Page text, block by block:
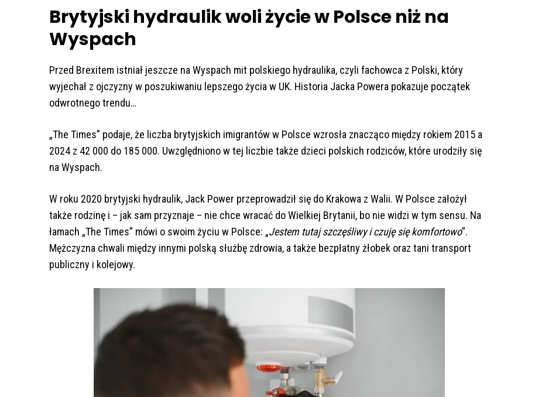
Brytyjski hydraulik woli życie w Polsce niż na
Wyspach
Przed Brexitem istniał jeszcze na Wyspach mit polskiego hydraulika, czyli fachowca z Polski, który
wyjechał z ojczyzny w poszukiwaniu lepszego życia w UK. Historia Jacka Powera pokazuje początek
odwrotnego trendu…
„The Times” podaje, że liczba brytyjskich imigrantów w Polsce wzrosła znacząco między rokiem 2015 a
2024 z 42 000 do 185 000. Uwzględniono w tej liczbie także dzieci polskich rodziców, które urodziły się
na Wyspach.
W roku 2020 brytyjski hydraulik, Jack Power przeprowadził się do Krakowa z Walii. W Polsce założył
także rodzinę i – jak sam przyznaje – nie chce wracać do Wielkiej Brytanii, bo nie widzi w tym sensu. Na
łamach „The Times” mówi o swoim życiu w Polsce: „Jestem tutaj szczęśliwy i czuję się komfortowo”.
Mężczyzna chwali między innymi polską służbę zdrowia, a także bezpłatny żłobek oraz tani transport
publiczny i kolejowy.